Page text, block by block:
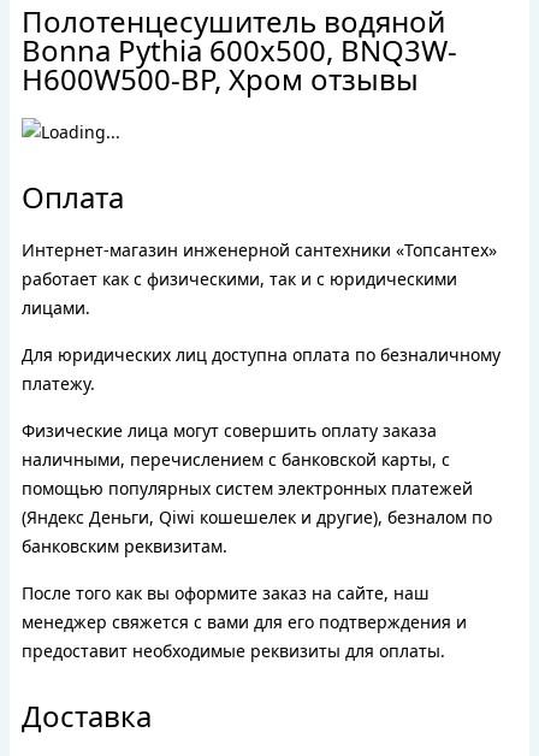
Полотенцесушитель водяной
Bonna Pythia 600x500, BNQ3W-
H600W500-BP, Хром отзывы
Оплата
Интернет-магазин инженерной сантехники «Топсантех»
работает как с физическими, так и с юридическими
лицами.
Для юридических лиц доступна оплата по безналичному
платежу.
Физические лица могут совершить оплату заказа
наличными, перечислением с банковской карты, с
помощью популярных систем электронных платежей
(Яндекс Деньги, Qiwi кошешелек и другие), безналом по
банковским реквизитам.
После того как вы оформите заказ на сайте, наш
менеджер свяжется с вами для его подтверждения и
предоставит необходимые реквизиты для оплаты.
Доставка